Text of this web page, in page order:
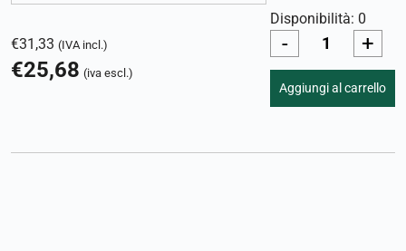
€31,33 (IVA incl.)
€25,68 (iva escl.)
Disponibilità: 0
- +
Aggiungi al carrello